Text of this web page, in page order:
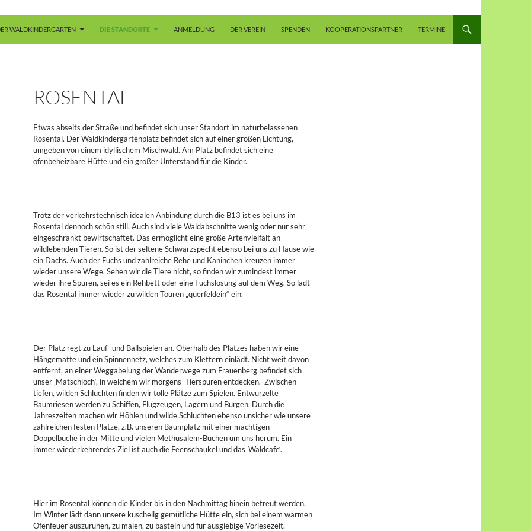
WALDKINDERGARTEN DIE STANDORTE ANMELDUNG DER VEREIN SPENDEN KOOPERATIONSPARTNER TERMINE
ROSENTAL
Etwas abseits der Straße und befindet sich unser Standort im naturbelassenen
Rosental. Der Waldkindergartenplatz befindet sich auf einer großen Lichtung,
umgeben von einem idyllischem Mischwald. Am Platz befindet sich eine
ofenbeheizbare Hütte und ein großer Unterstand für die Kinder.
Trotz der verkehrstechnisch idealen Anbindung durch die B13 ist es bei uns im
Rosental dennoch schön still. Auch sind viele Waldabschnitte wenig oder nur sehr
eingeschränkt bewirtschaftet. Das ermöglicht eine große Artenvielfalt an
wildlebenden Tieren. So ist der seltene Schwarzspecht ebenso bei uns zu Hause wie
ein Dachs. Auch der Fuchs und zahlreiche Rehe und Kaninchen kreuzen immer
wieder unsere Wege. Sehen wir die Tiere nicht, so finden wir zumindest immer
wieder ihre Spuren, sei es ein Rehbett oder eine Fuchslosung auf dem Weg. So lädt
das Rosental immer wieder zu wilden Touren „querfeldein“ ein.
Der Platz regt zu Lauf­- und Ballspielen an. Oberhalb des Platzes haben wir eine
Hängematte und ein Spinnennetz, welches zum Klettern einlädt. Nicht weit davon
entfernt, an einer Weggabelung der Wanderwege zum Frauenberg befindet sich
unser ‚Matschloch‘, in welchem wir morgens Tierspuren entdecken. Zwischen
tiefen, wilden Schluchten finden wir tolle Plätze zum Spielen. Entwurzelte
Baumriesen werden zu Schiffen, Flugzeugen, Lagern und Burgen. Durch die
Jahreszeiten machen wir Höhlen und wilde Schluchten ebenso unsicher wie unsere
zahlreichen festen Plätze, z.B. unseren Baumplatz mit einer mächtigen
Doppelbuche in der Mitte und vielen Methusalem­-Buchen um uns herum. Ein
immer wiederkehrendes Ziel ist auch die Feenschaukel und das ‚Waldcafe‘.
Hier im Rosental können die Kinder bis in den Nachmittag hinein betreut werden.
Im Winter lädt dann unsere kuschelig gemütliche Hütte ein, sich bei einem warmen
Ofenfeuer auszuruhen, zu malen, zu basteln und für ausgiebige Vorlesezeit.